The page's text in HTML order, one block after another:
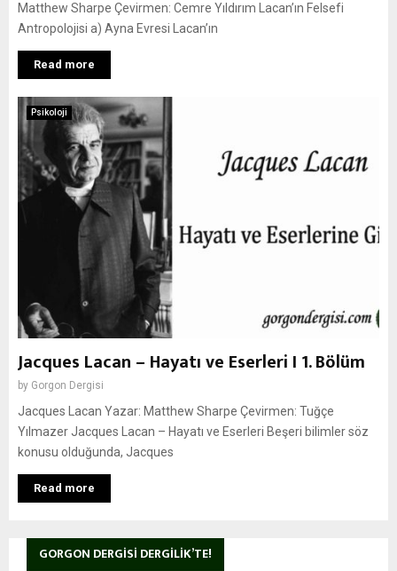
Matthew Sharpe Çevirmen: Cemre Yıldırım Lacan’ın Felsefi
Antropolojisi a) Ayna Evresi Lacan’ın
Read more
Psikoloji
Jacques Lacan – Hayatı ve Eserleri I 1. Bölüm
by Gorgon Dergisi
Jacques Lacan Yazar: Matthew Sharpe Çevirmen: Tuğçe
Yılmazer Jacques Lacan – Hayatı ve Eserleri Beşeri bilimler söz
konusu olduğunda, Jacques
Read more
GORGON DERGISI DERGILIK’TE!